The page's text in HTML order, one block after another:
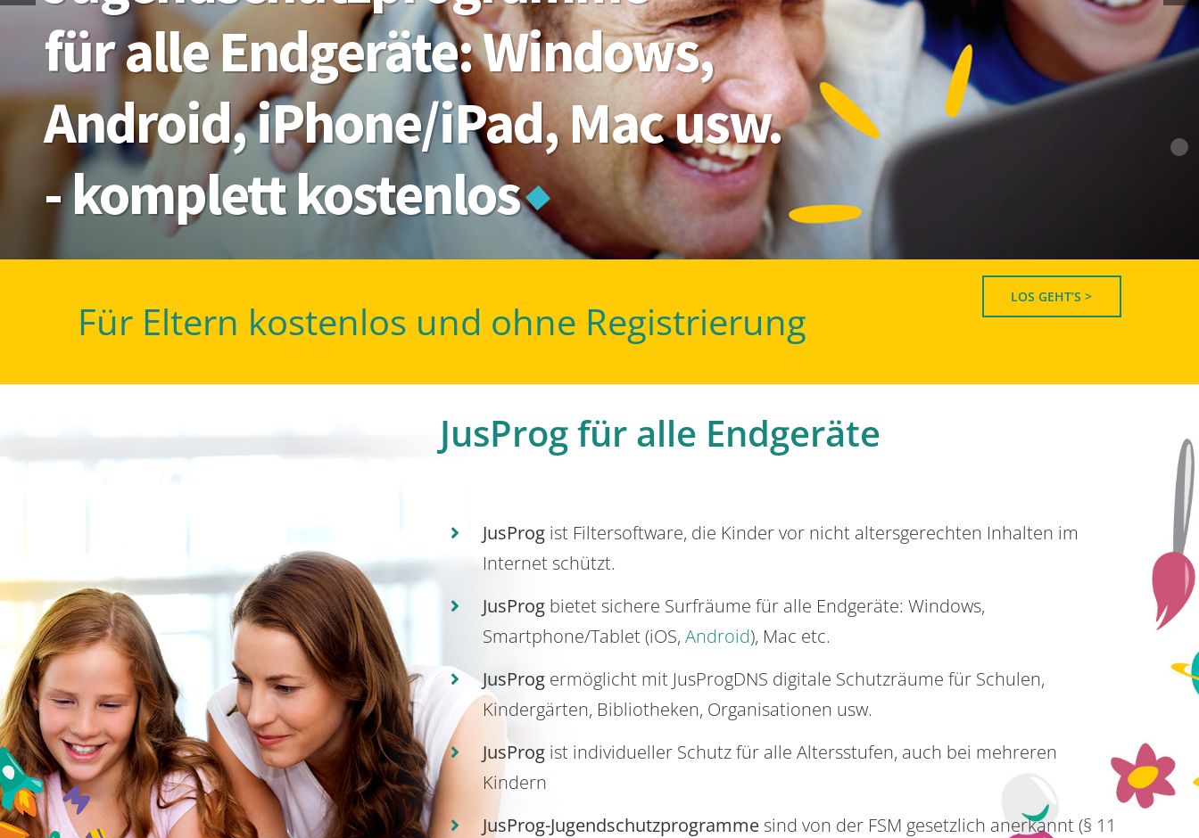
- komplett kostenlos
Android, iPhone/iPad, Mac usw.
für alle Endgeräte: Windows,
Für Eltern kostenlos und ohne Registrierung
LOS GEHT’S >
JusProg für alle Endgeräte
JusProgist Filtersoftware, die Kinder vor nicht altersgerechten Inhalten im
Internet schützt.
JusProgbietet sichere Surfräume für alle Endgeräte: Windows,
Smartphone/Tablet (iOS, Android), Mac etc.
JusProg ermöglicht mit JusProgDNS digitale Schutzräume für Schulen,
Kindergärten, Bibliotheken, Organisationen usw.
JusProgist individueller Schutz für alle Altersstufen, auch bei mehreren
Kindern
JusProg-Jugendschutzprogrammesind von der FSM gesetzlich anerkannt (§ 11